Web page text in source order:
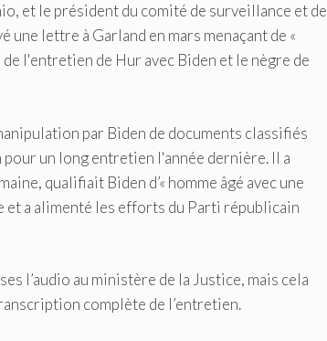
et le président du comité de surveillance et de
lettre à Garland en mars menaçant de «
l'entretien de Hur avec Biden et le nègre de
par Biden de documents classifiés
un long entretien l'année dernière. Il a
qualifiait Biden d’« homme âgé avec une
et a alimenté les efforts du Parti républicain
l’audio au ministère de la Justice, mais cela
complète de l’entretien.